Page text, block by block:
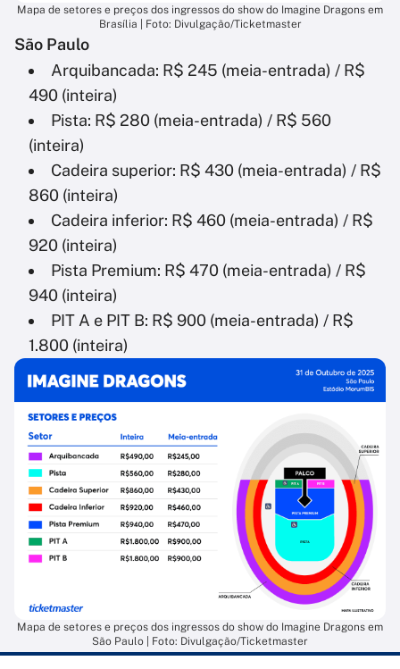
Mapa de setores e preços dos ingressos do show do Imagine Dragons em
Brasília | Foto: Divulgação/Ticketmaster
São Paulo
Arquibancada: R$ 245 (meia-entrada) / R$
490 (inteira)
Pista: R$ 280 (meia-entrada) / R$ 560
(inteira)
Cadeira superior: R$ 430 (meia-entrada) / R$
860 (inteira)
Cadeira inferior: R$ 460 (meia-entrada) / R$
920 (inteira)
Pista Premium: R$ 470 (meia-entrada) / R$
940 (inteira)
PIT A e PIT B: R$ 900 (meia-entrada) / R$
1.800 (inteira)
Mapa de setores e preços dos ingressos do show do Imagine Dragons em
São Paulo | Foto: Divulgação/Ticketmaster